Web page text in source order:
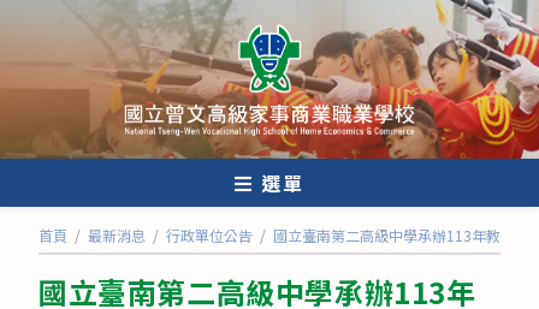
內
選單
首頁 / 最新消息 / 行政單位公告 / 國立臺南第二高級中學承辦113年教育部
國立臺南第二高級中學承辦113年